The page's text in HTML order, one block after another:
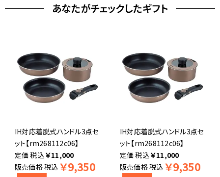
あなたがチェックしたギフト
IH対応着脱式ハンドル3点セ
ット【rm268112c06】
税込￥11,000
販売価格税込 ￥9,350
IH対応着脱式ハンドル3点セ
ット【rm268112c06】
税込￥11,000
販売価格税込 ￥9,350